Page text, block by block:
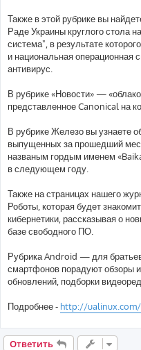
Также в этой рубрике вы
Раде Украины круглого стола
система", в результате
и национальная операционная
антивирус.
В рубрике «Новости» —
представленное Canonical на
В рубрике Железо вы узнаете
выпущенных за прошедший
названым гордым именем
в следующем году.
Также на страницах нашего
Роботы, которая будет
кибернетики, рассказывая о
базе свободного ПО.
Рубрика Android — для
смартфонов порадуют обзоры
обновлений, подборки
Подробнее - http://
Ответить